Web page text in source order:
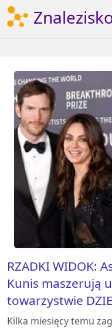
RZADKI WIDOK:
Kunis maszerują
towarzystwie
Kilka miesięcy temu